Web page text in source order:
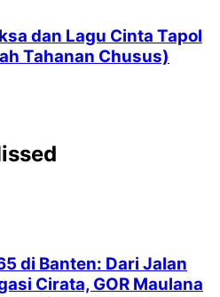
dan Lagu Cinta Tapol
Tahanan Chusus)
di Banten: Dari Jalan
Cirata, GOR Maulana